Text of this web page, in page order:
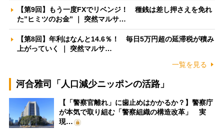
【第9回】もう一度FXでリベンジ！ 種銭は差し押さえを免れ
た”ヒミツのお金” ｜ 突然マルサ…
【第8回】年利はなんと14.6％！ 毎日5万円超の延滞税が積み
上がっていく ｜ 突然マルサ…
一覧を見る
河合雅司「人口減少ニッポンの活路」
【「警察官離れ」に歯止めはかかるか？】警察庁
が本気で取り組む「警察組織の構造改革」 実
現…